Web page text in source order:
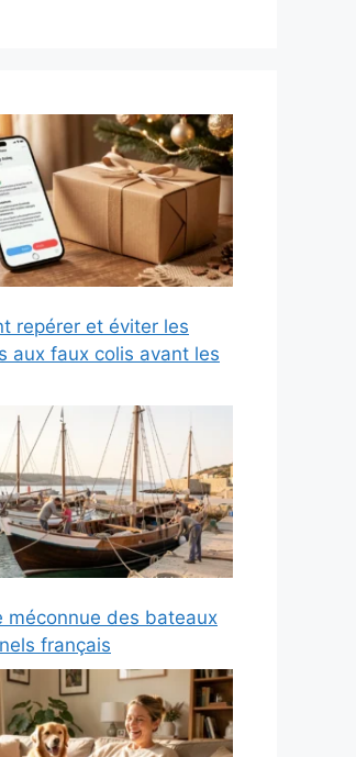
repérer et éviter les
aux faux colis avant les
méconnue des bateaux
français